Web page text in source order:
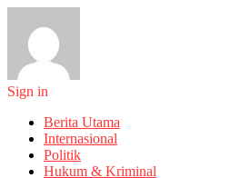
Sign in
Berita Utama
Internasional
Politik
Hukum & Kriminal